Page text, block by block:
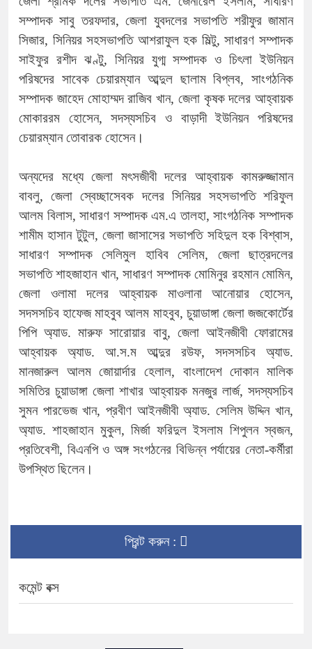
সম্পাদক সাবু তরফদার, জেলা যুবদলের সভাপতি শরীফুর জামান
সিজার, সিনিয়র সহসভাপতি আশরাফুল হক মিল্টু, সাধারণ সম্পাদক
সাইফুর রশীদ ঝণ্টু, সিনিয়র যুগ্ম সম্পাদক ও চিৎলা ইউনিয়ন
পরিষদের সাবেক চেয়ারম্যান আব্দুল ছালাম বিপ্লব, সাংগঠনিক
সম্পাদক জাহেদ মোহাম্মদ রাজিব খান, জেলা কৃষক দলের আহ্বায়ক
মোকাররম হোসেন, সদস্যসচিব ও বাড়াদী ইউনিয়ন পরিষদের
চেয়ারম্যান তোবারক হোসেন।
অন্যদের মধ্যে জেলা মৎসজীবী দলের আহ্বায়ক কামরুজ্জামান
বাবলু, জেলা স্বেচ্ছাসেবক দলের সিনিয়র সহসভাপতি শরিফুল
আলম বিলাস, সাধারণ সম্পাদক এম.এ তালহা, সাংগঠনিক সম্পাদক
শামীম হাসান টুটুল, জেলা জাসাসের সভাপতি সহিদুল হক বিশ্বাস,
সাধারণ সম্পাদক সেলিমুল হাবিব সেলিম, জেলা ছাত্রদলের
সভাপতি শাহজাহান খান, সাধারণ সম্পাদক মোমিনুর রহমান মোমিন,
জেলা ওলামা দলের আহ্বায়ক মাওলানা আনোয়ার হোসেন,
সদসসচিব হাফেজ মাহবুব আলম মাহবুব, চুয়াডাঙ্গা জেলা জজকোর্টের
পিপি অ্যাড. মারুফ সারোয়ার বাবু, জেলা আইনজীবী ফোরামের
আহ্বায়ক অ্যাড. আ.স.ম আব্দুর রউফ, সদসসচিব অ্যাড.
মানজারুল আলম জোয়ার্দার হেলাল, বাংলাদেশ দোকান মালিক
সমিতির চুয়াডাঙ্গা জেলা শাখার আহ্বায়ক মনজুর লার্জ, সদস্যসচিব
সুমন পারভেজ খান, প্রবীণ আইনজীবী অ্যাড. সেলিম উদ্দিন খান,
অ্যাড. শাহজাহান মুকুল, মির্জা ফরিদুল ইসলাম শিপুলন স্বজন,
প্রতিবেশী, বিএনপি ও অঙ্গ সংগঠনের বিভিন্ন পর্যায়ের নেতা-কর্মীরা
উপস্থিত ছিলেন।
প্রিন্ট করুন :
কমেন্ট বক্স